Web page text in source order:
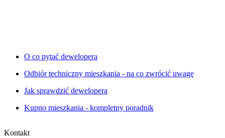
O co pytać dewelopera
Odbiór techniczny mieszkania - na co zwrócić uwagę
Jak sprawdzić dewelopera
Kupno mieszkania - kompletny poradnik
Kontakt